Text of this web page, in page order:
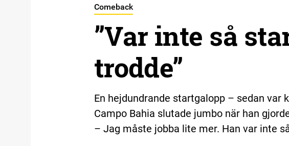
Comeback
”Var inte så
trodde”
En hejdundrande startgalopp – sedan var
Campo Bahia slutade jumbo när han
– Jag måste jobba lite mer. Han var inte